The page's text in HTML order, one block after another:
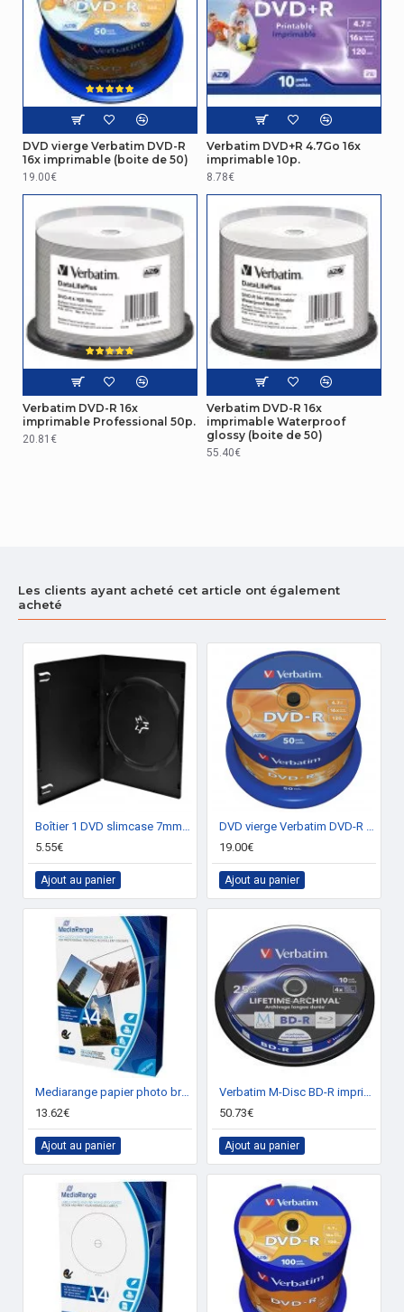
DVD vierge Verbatim DVD-R
16x imprimable (boite de 50)
19.00€
Verbatim DVD+R 4.7Go 16x
imprimable 10p.
8.78€
Verbatim DVD-R 16x
imprimable Professional 50p.
20.81€
Verbatim DVD-R 16x
imprimable Waterproof
glossy (boite de 50)
55.40€
Les clients ayant acheté cet article ont également
acheté
Boîtier 1 DVD slimcase 7mm (pack de 10)
5.55€
Ajout au panier
DVD vierge Verbatim DVD-R 16x (boite de 50)
19.00€
Ajout au panier
Mediarange papier photo brillant A4 220g 100 feuilles
13.62€
Ajout au panier
Verbatim M-Disc BD-R imprimable 10p.
50.73€
Ajout au panier